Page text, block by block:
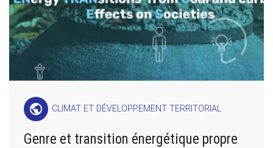
public CLIMAT ET DÉVELOPPEMENT TERRITORIAL
Genre et transition énergétique propre